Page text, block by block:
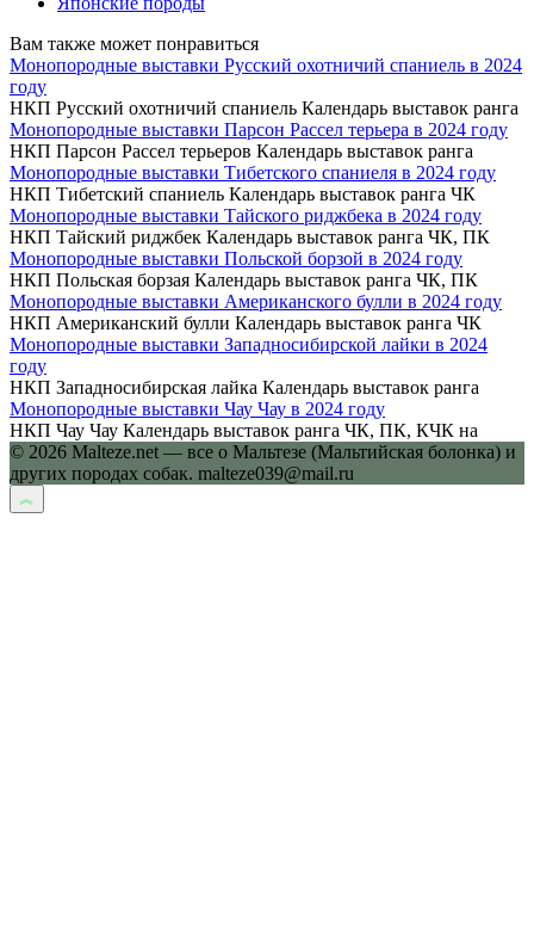
Вам также может понравиться
Монопородные выставки Русский охотничий спаниель в 2024
году
НКП Русский охотничий спаниель Календарь выставок ранга
Монопородные выставки Парсон Рассел терьера в 2024 году
НКП Парсон Рассел терьеров Календарь выставок ранга
Монопородные выставки Тибетского спаниеля в 2024 году
НКП Тибетский спаниель Календарь выставок ранга ЧК
Монопородные выставки Тайского риджбека в 2024 году
НКП Тайский риджбек Календарь выставок ранга ЧК, ПК
Монопородные выставки Польской борзой в 2024 году
НКП Польская борзая Календарь выставок ранга ЧК, ПК
Монопородные выставки Американского булли в 2024 году
НКП Американский булли Календарь выставок ранга ЧК
Монопородные выставки Западносибирской лайки в 2024
году
НКП Западносибирская лайка Календарь выставок ранга
Монопородные выставки Чау Чау в 2024 году
НКП Чау Чау Календарь выставок ранга ЧК, ПК, КЧК на
© 2026 Malteze.net — все о Мальтезе (Мальтийская болонка) и
других породах собак. malteze039@mail.ru